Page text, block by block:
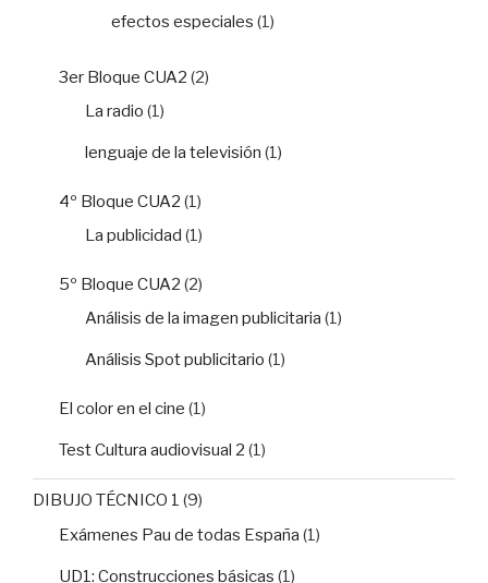
efectos especiales (1)
3er Bloque CUA2 (2)
La radio (1)
lenguaje de la televisión (1)
4º Bloque CUA2 (1)
La publicidad (1)
5º Bloque CUA2 (2)
Análisis de la imagen publicitaria (1)
Análisis Spot publicitario (1)
El color en el cine (1)
Test Cultura audiovisual 2 (1)
DIBUJO TÉCNICO 1 (9)
Exámenes Pau de todas España (1)
UD1: Construcciones básicas (1)